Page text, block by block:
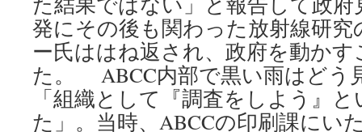
発にその後も関わった放射線研
ー氏ははね返され、政府を動か
た。 ABCC内部で黒い雨はどう
「組織として『調査をしよう』
た」。当時、ABCCの印刷課にい